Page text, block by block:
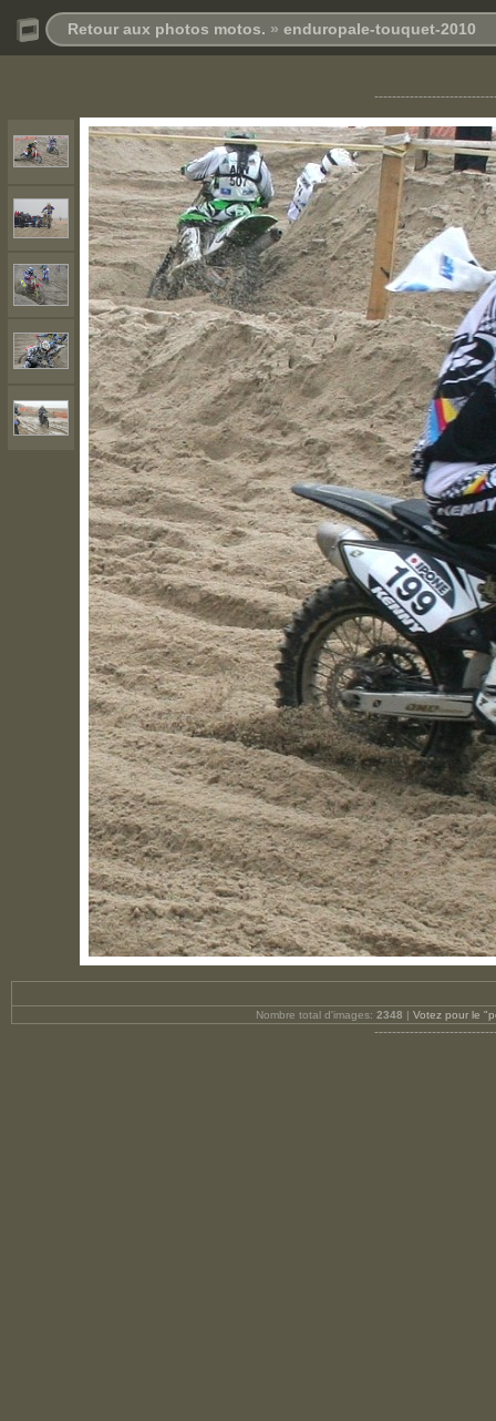
Retour aux photos motos. » enduropale-touquet-2010
Nombre total d'images: 2348 | Votez pour le